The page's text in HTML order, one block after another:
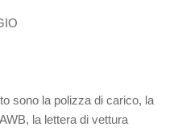
sono la polizza di carico, la
la lettera di vettura